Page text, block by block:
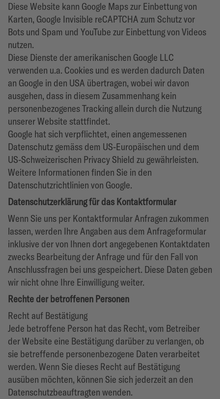
Diese Website kann Google Maps zur Einbettung von
Karten, Google Invisible reCAPTCHA zum Schutz vor
Bots und Spam und YouTube zur Einbettung von Videos
nutzen.
Diese Dienste der amerikanischen Google LLC
verwenden u.a. Cookies und es werden dadurch Daten
an Google in den USA übertragen, wobei wir davon
ausgehen, dass in diesem Zusammenhang kein
personenbezogenes Tracking allein durch die Nutzung
unserer Website stattfindet.
Google hat sich verpflichtet, einen angemessenen
Datenschutz gemäss dem US-Europäischen und dem
US-Schweizerischen Privacy Shield zu gewährleisten.
Weitere Informationen finden Sie in den
Datenschutzrichtlinien von Google.
Datenschutzerklärung für das Kontaktformular
Wenn Sie uns per Kontaktformular Anfragen zukommen
lassen, werden Ihre Angaben aus dem Anfrageformular
inklusive der von Ihnen dort angegebenen Kontaktdaten
zwecks Bearbeitung der Anfrage und für den Fall von
Anschlussfragen bei uns gespeichert. Diese Daten geben
wir nicht ohne Ihre Einwilligung weiter.
Rechte der betroffenen Personen
Recht auf Bestätigung
Jede betroffene Person hat das Recht, vom Betreiber
der Website eine Bestätigung darüber zu verlangen, ob
sie betreffende personenbezogene Daten verarbeitet
werden. Wenn Sie dieses Recht auf Bestätigung
ausüben möchten, können Sie sich jederzeit an den
Datenschutzbeauftragten wenden.